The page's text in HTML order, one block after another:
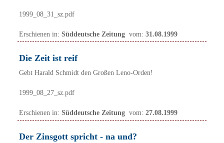
1999_08_31_sz.pdf
Erschienen in: Süddeutsche Zeitung vom: 31.08.1999
Die Zeit ist reif
Gebt Harald Schmidt den Großen Leno-Orden!
1999_08_27_sz.pdf
Erschienen in: Süddeutsche Zeitung vom: 27.08.1999
Der Zinsgott spricht - na und?